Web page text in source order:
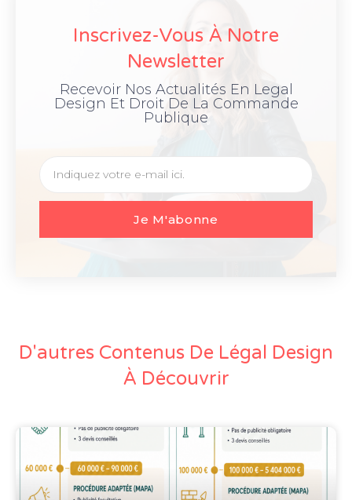
Inscrivez-Vous À Notre
Newsletter
Recevoir Nos Actualités En Legal
Design Et Droit De La Commande
Publique
Je M'abonne
D'autres Contenus De Légal Design
À Découvrir